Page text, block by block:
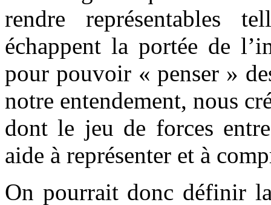
rendre représentables
échappent la portée de
pour pouvoir « penser »
notre entendement, nous
dont le jeu de forces
aide à représenter et à
On pourrait donc définir